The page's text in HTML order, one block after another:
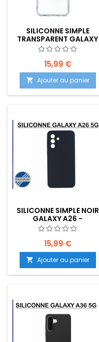
SILICONNE SIMPLE
TRANSPARENT GALAXY
A06 - EMPLACEMENT:
Z02-B70-E04
15,99 €
 Ajouter au panier
SILICONNE SIMPLE NOIR
GALAXY A26 -
EMPLACEMENT: Z02-
B70-E04
15,99 €
 Ajouter au panier